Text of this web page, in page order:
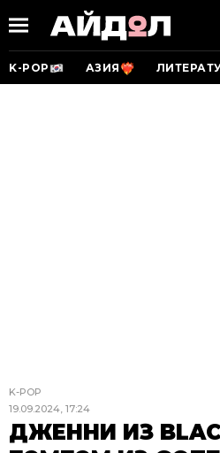
K-POP АЗИЯ
K-POP
19.09.2024, 17:24
ДЖЕННИ ИЗ